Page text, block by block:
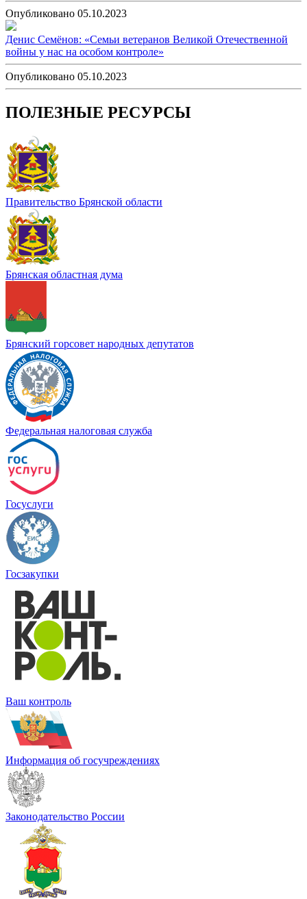
Опубликовано 05.10.2023
Денис Семёнов: «Семьи ветеранов Великой Отечественной
войны у нас на особом контроле»
Опубликовано 05.10.2023
ПОЛЕЗНЫЕ РЕСУРСЫ
Правительство Брянской области
Брянская областная дума
Брянский горсовет народных депутатов
Федеральная налоговая служба
Госуслуги
Госзакупки
Ваш контроль
Информация об госучреждениях
Законодательство России